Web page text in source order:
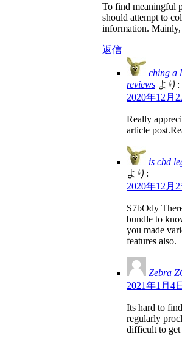
To find meaningful
should attempt to
information.
返信
ching a
reviews より:
2020年12月
Really
article
is cbd
より:
2020年12月
S7bOdy
bundle to
you made
features also.
Zebra
2021年1月4
Its hard to
regularly
difficult to get